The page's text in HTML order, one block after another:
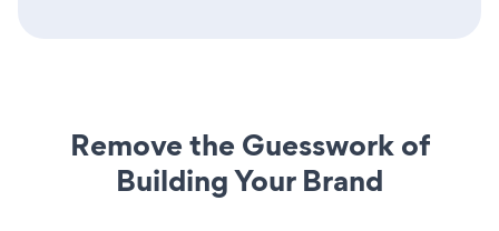
Remove the Guesswork of
Building Your Brand